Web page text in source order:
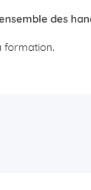
des
formation.